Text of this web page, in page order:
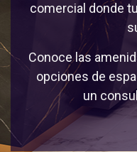
comercial donde
Conoce las
opciones de
un